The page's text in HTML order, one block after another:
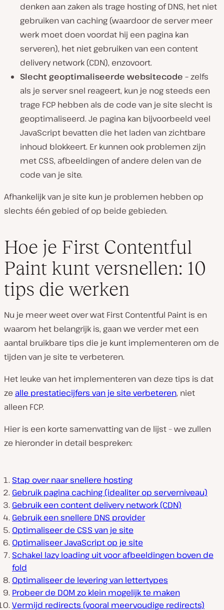
denken aan zaken als trage hosting of DNS, het niet
gebruiken van caching (waardoor de server meer
werk moet doen voordat hij een pagina kan
serveren), het niet gebruiken van een content
delivery network (CDN), enzovoort.
Slecht geoptimaliseerde websitecode –zelfs
als je server snel reageert, kun je nog steeds een
trage FCP hebben als de code van je site slecht is
geoptimaliseerd. Je pagina kan bijvoorbeeld veel
JavaScript bevatten die het laden van zichtbare
inhoud blokkeert. Er kunnen ook problemen zijn
met CSS, afbeeldingen of andere delen van de
code van je site.
Afhankelijk van je site kun je problemen hebben op
slechts één gebied of op beide gebieden.
Hoe je First Contentful
Paint kunt versnellen: 10
tips die werken
Nu je meer weet over wat First Contentful Paint is en
waarom het belangrijk is, gaan we verder met een
aantal bruikbare tips die je kunt implementeren om de
tijden van je site te verbeteren.
Het leuke van het implementeren van deze tips is dat
ze alle prestatiecijfers van je site verbeteren, niet
alleen FCP.
Hier is een korte samenvatting van de lijst – we zullen
ze hieronder in detail bespreken:
Stap over naar snellere hosting
Gebruik pagina caching (idealiter op serverniveau)
Gebruik een content delivery network (CDN)
Gebruik een snellere DNS provider
Optimaliseer de CSS van je site
Optimaliseer JavaScript op je site
Schakel lazy loading uit voor afbeeldingen boven de
fold
Optimaliseer de levering van lettertypes
Probeer de DOM zo klein mogelijk te maken
Vermijd redirects (vooral meervoudige redirects)